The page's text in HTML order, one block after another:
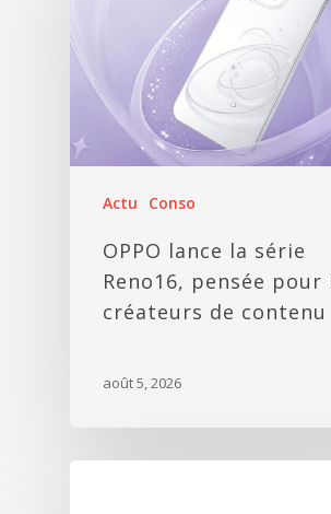
Actu Conso
OPPO lance la série
Reno16, pensée pour
créateurs de contenu
août 5, 2026